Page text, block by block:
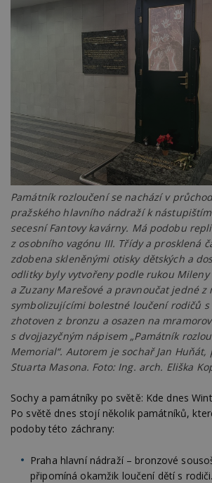
Památník rozloučení se nachází v
pražského hlavního nádraží k
secesní Fantovy kavárny. Má podobu
z osobního vagónu III. Třídy a prosklená
zdobena skleněnými otisky dětských a
odlitky byly vytvořeny podle rukou
a Zuzany Marešové a pravnoučat jedné z
symbolizujícími bolestné loučení rodičů
zhotoven z bronzu a osazen na
s dvojjazyčným nápisem „Památník
Memorial“. Autorem je sochař Jan
Stuarta Masona. Foto: Ing. arch. Eliška
Sochy a památníky po světě: Kde dnes
Po světě dnes stojí několik památníků,
podoby této záchrany:
Praha hlavní nádraží – bronzové
připomíná okamžik loučení dětí s